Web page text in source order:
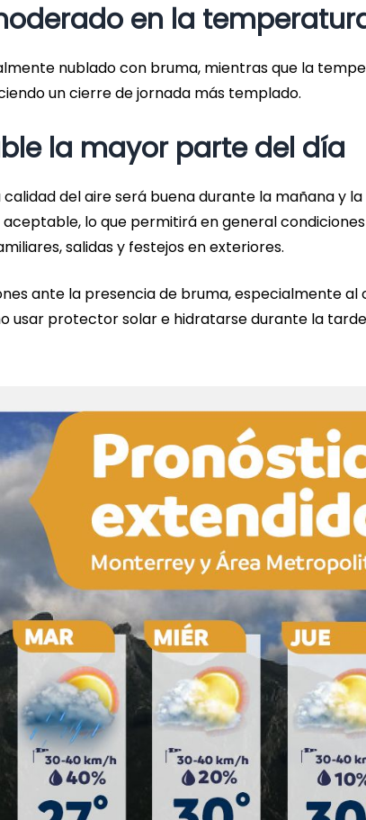
en la
nublado con bruma, mientras que la
un cierre de jornada más templado.
la mayor parte del día
del aire será buena durante la mañana y
lo que permitirá en general condiciones
salidas y festejos en exteriores.
ante la presencia de bruma, especialmente al
usar protector solar e hidratarse durante la